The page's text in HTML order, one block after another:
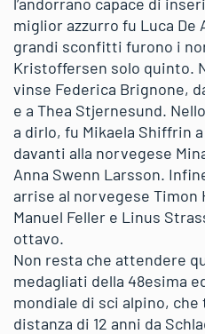
miglior azzurro fu Luca De
grandi sconfitti furono i
Kristoffersen solo quinto.
vinse Federica Brignone,
e a Thea Stjernesund.
a dirlo, fu Mikaela Shiffrin
davanti alla norvegese
Anna Swenn Larsson.
arrise al norvegese Timon
Manuel Feller e Linus
ottavo.
Non resta che attendere
medagliati della 48esima
mondiale di sci alpino,
distanza di 12 anni da